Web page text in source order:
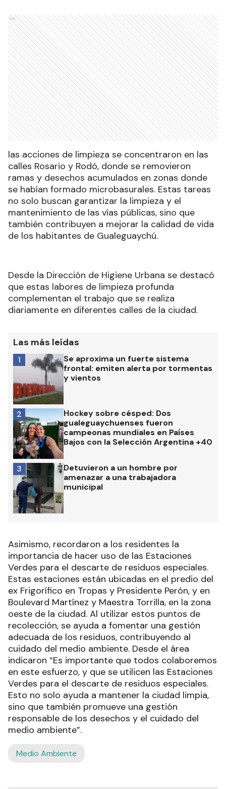
Ads
las acciones de limpieza se concentraron en las
calles Rosario y Rodó, donde se removieron
ramas y desechos acumulados en zonas donde
se habían formado microbasurales. Estas tareas
no solo buscan garantizar la limpieza y el
mantenimiento de las vías públicas, sino que
también contribuyen a mejorar la calidad de vida
de los habitantes de Gualeguaychú.
Desde la Dirección de Higiene Urbana se destacó
que estas labores de limpieza profunda
complementan el trabajo que se realiza
diariamente en diferentes calles de la ciudad.
Las más leídas
Se aproxima un fuerte sistema
frontal: emiten alerta por tormentas
y vientos
1
Hockey sobre césped: Dos
gualeguaychuenses fueron
campeonas mundiales en Países
Bajos con la Selección Argentina +40
2
Detuvieron a un hombre por
amenazar a una trabajadora
municipal
3
Asimismo, recordaron a los residentes la
importancia de hacer uso de las Estaciones
Verdes para el descarte de residuos especiales.
Estas estaciones están ubicadas en el predio del
ex Frigorífico en Tropas y Presidente Perón, y en
Boulevard Martínez y Maestra Torrilla, en la zona
oeste de la ciudad. Al utilizar estos puntos de
recolección, se ayuda a fomentar una gestión
adecuada de los residuos, contribuyendo al
cuidado del medio ambiente. Desde el área
indicaron “Es importante que todos colaboremos
en este esfuerzo, y que se utilicen las Estaciones
Verdes para el descarte de residuos especiales.
Esto no solo ayuda a mantener la ciudad limpia,
sino que también promueve una gestión
responsable de los desechos y el cuidado del
medio ambiente”.
Medio Ambiente